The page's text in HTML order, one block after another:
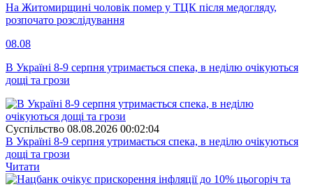
На Житомирщині чоловік помер у ТЦК після медогляду,
розпочато розслідування
08.08
В Україні 8-9 серпня утримається спека, в неділю очікуються
дощі та грози
Суспiльство 08.08.2026 00:02:04
В Україні 8-9 серпня утримається спека, в неділю очікуються
дощі та грози
Читати